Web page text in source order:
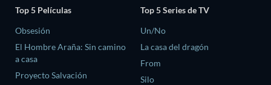
Top 5 Películas
Obsesión
El Hombre Araña: Sin camino
a casa
Proyecto Salvación
Top 5 Series de TV
Un/No
La casa del dragón
From
Silo